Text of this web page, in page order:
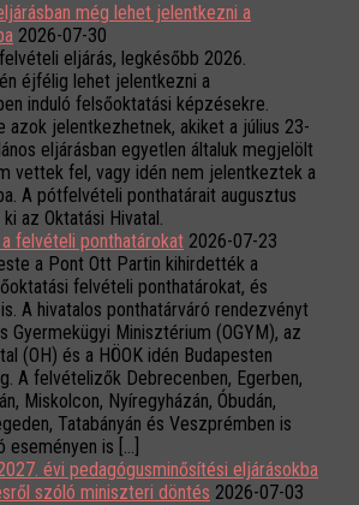
még lehet jelentkezni a
2026-07-30
eljárás, legkésőbb 2026.
éjfélig lehet jelentkezni a
induló felsőoktatási képzésekre.
azok jelentkezhetnek, akiket a július 23-
eljárásban egyetlen általuk megjelölt
vettek fel, vagy idén nem jelentkeztek a
A pótfelvételi ponthatárait augusztus
az Oktatási Hivatal.
felvételi ponthatárokat 2026-07-23
a Pont Ott Partin kihirdették a
felvételi ponthatárokat, és
A hivatalos ponthatárváró rendezvényt
Gyermekügyi Minisztérium (OGYM), az
(OH) és a HÖOK idén Budapesten
A felvételizők Debrecenben, Egerben,
Miskolcon, Nyíregyházán, Óbudán,
Tatabányán és Veszprémben is
eseményen is […]
évi pedagógusminősítési eljárásokba
szóló miniszteri döntés 2026-07-03